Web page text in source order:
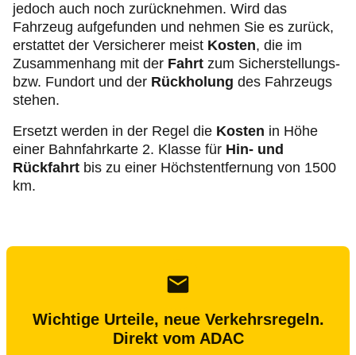
jedoch auch noch zurücknehmen. Wird das
Fahrzeug aufgefunden und nehmen Sie es zurück,
erstattet der Versicherer meist Kosten, die im
Zusammenhang mit der Fahrt zum Sicherstellungs-
bzw. Fundort und der Rückholung des Fahrzeugs
stehen.
Ersetzt werden in der Regel die Kosten in Höhe
einer Bahnfahrkarte 2. Klasse für Hin- und
Rückfahrt bis zu einer Höchstentfernung von 1500
km.
Wichtige Urteile, neue Verkehrsregeln.
Direkt vom ADAC